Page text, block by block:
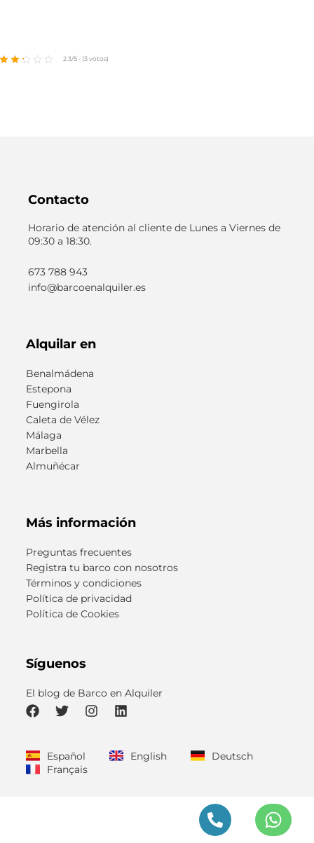
2.3/5 - (3 votos)
Contacto
Horario de atención al cliente de Lunes a Viernes de
09:30 a 18:30.
673 788 943
info@barcoenalquiler.es
Alquilar en
Benalmádena
Estepona
Fuengirola
Caleta de Vélez
Málaga
Marbella
Almuñécar
Más información
Preguntas frecuentes
Registra tu barco con nosotros
Términos y condiciones
Política de privacidad
Política de Cookies
Síguenos
El blog de Barco en Alquiler
c
e
b
t
t
k
Español English
Deutsch
Français